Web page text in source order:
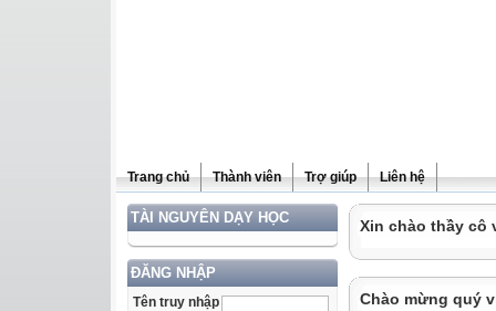
Trang chủ Thành viên Trợ giúp Liên hệ
TÀI NGUYÊN DẠY HỌC
ĐĂNG NHẬP
Tên truy nhập
Xin chào thầy cô
Chào mừng quý